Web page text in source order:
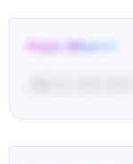
From: Wha•••••
<#• •••• ••••••